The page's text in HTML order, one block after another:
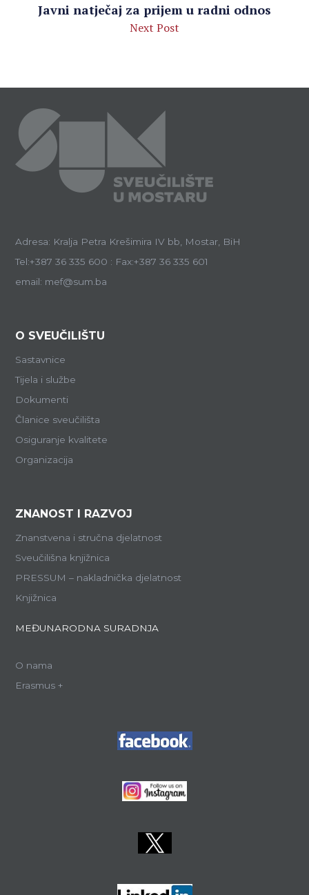
Javni natječaj za prijem u radni odnos
Next Post
Adresa: Kralja Petra Krešimira IV bb, Mostar, BiH
Tel:+387 36 335 600 : Fax:+387 36 335 601
email: mef@sum.ba
O SVEUČILIŠTU
Sastavnice
Tijela i službe
Dokumenti
Članice sveučilišta
Osiguranje kvalitete
Organizacija
ZNANOST I RAZVOJ
Znanstvena i stručna djelatnost
Sveučilišna knjižnica
PRESSUM – nakladnička djelatnost
Knjižnica
MEĐUNARODNA SURADNJA
O nama
Erasmus +